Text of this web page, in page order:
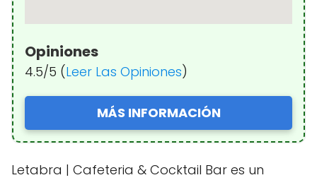
Opiniones
4.5/5 (Leer Las Opiniones)
MÁS INFORMACIÓN
Letabra | Cafeteria & Cocktail Bar es un